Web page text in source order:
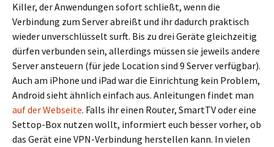
Killer, der Anwendungen sofort schließt, wenn die
Verbindung zum Server abreißt und ihr dadurch praktisch
wieder unverschlüsselt surft. Bis zu drei Geräte gleichzeitig
dürfen verbunden sein, allerdings müssen sie jeweils andere
Server ansteuern (für jede Location sind 9 Server verfügbar).
Auch am iPhone und iPad war die Einrichtung kein Problem,
Android sieht ähnlich einfach aus. Anleitungen findet man
auf der Webseite. Falls ihr einen Router, SmartTV oder eine
Settop-Box nutzen wollt, informiert euch besser vorher, ob
das Gerät eine VPN-Verbindung herstellen kann. In vielen